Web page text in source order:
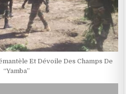
Et Dévoile Des Champs De
‘‘Yamba’’